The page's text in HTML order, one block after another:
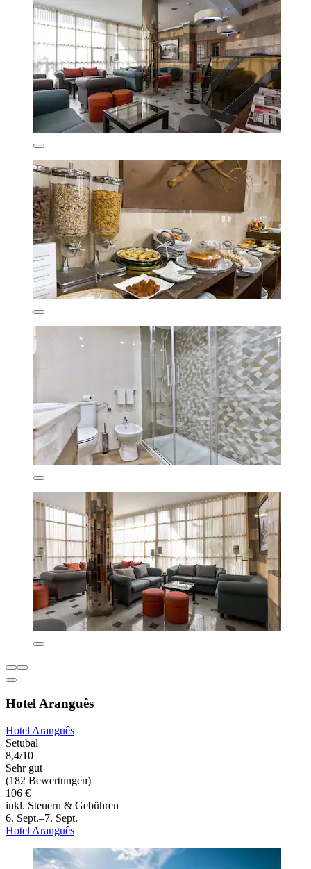
Hotel Aranguês
Hotel Aranguês
Setubal
8,4/10
Sehr gut
(182 Bewertungen)
106 €
inkl. Steuern & Gebühren
6. Sept.–7. Sept.
Hotel Aranguês